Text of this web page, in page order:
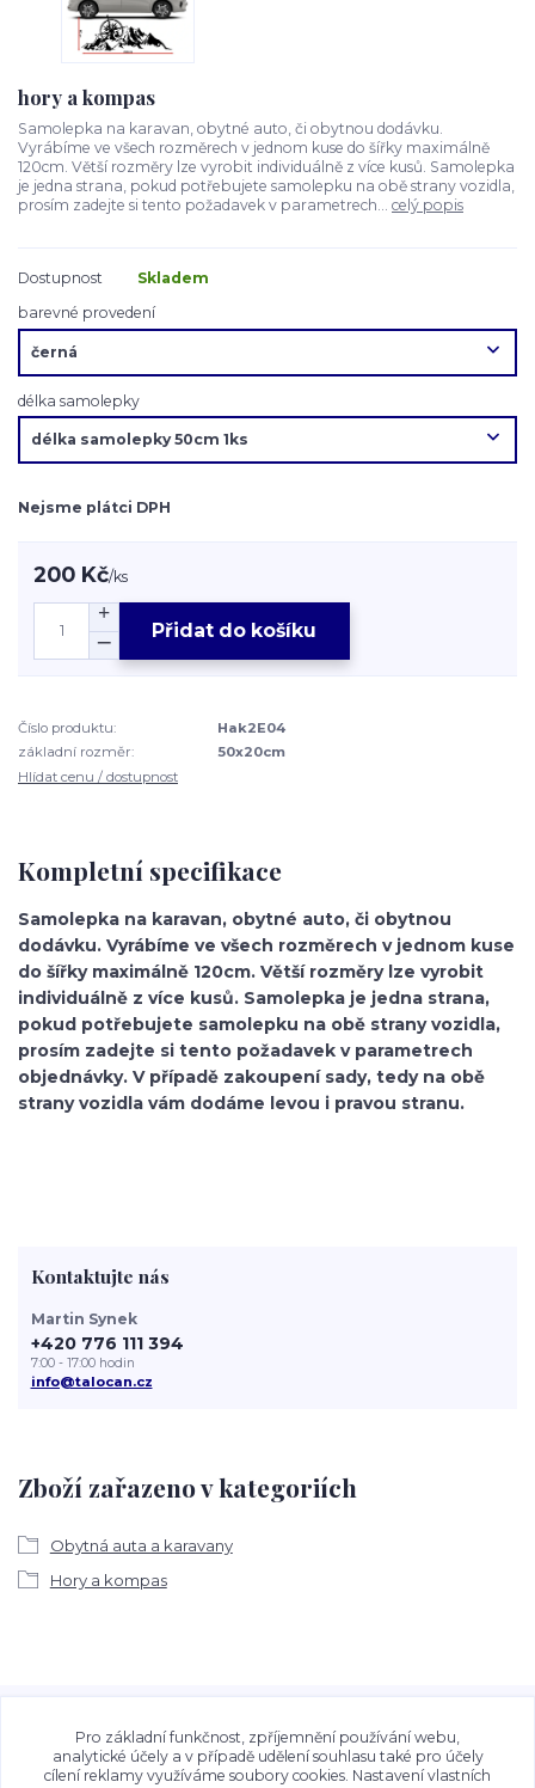
hory a kompas
Samolepka na karavan, obytné auto, či obytnou dodávku.
Vyrábíme ve všech rozměrech v jednom kuse do šířky maximálně
120cm. Větší rozměry lze vyrobit individuálně z více kusů. Samolepka
je jedna strana, pokud potřebujete samolepku na obě strany vozidla,
prosím zadejte si tento požadavek v parametrech... celý popis
Dostupnost
Skladem
barevné provedení
délka samolepky
Nejsme plátci DPH
200 Kč/ks
Přidat do košíku
Číslo produktu:
Hak2E04
základní rozměr:
50x20cm
Hlídat cenu / dostupnost
Kompletní specifikace
Samolepka na karavan, obytné auto, či obytnou
dodávku. Vyrábíme ve všech rozměrech v jednom kuse
do šířky maximálně 120cm. Větší rozměry lze vyrobit
individuálně z více kusů. Samolepka je jedna strana,
pokud potřebujete samolepku na obě strany vozidla,
prosím zadejte si tento požadavek v parametrech
objednávky. V případě zakoupení sady, tedy na obě
strany vozidla vám dodáme levou i pravou stranu.
Zboží zařazeno v kategoriích
Obytná auta a karavany
Hory a kompas
Kontaktujte nás
Martin Synek
+420 776 111 394
7:00 - 17:00 hodin
info@talocan.cz
obsah zveřejněný na stránkách Talocan.cz a
CeskeSamolepky.cz jsou chráněny autorským právem. Jejich
použití bez předchozího písemného souhlasu provozovatele
Pro základní funkčnost, zpříjemnění používání webu,
analytické účely a v případě udělení souhlasu také pro účely
cílení reklamy využíváme soubory cookies. Nastavení vlastních